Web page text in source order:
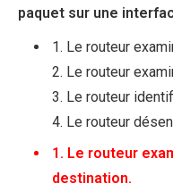
paquet sur une
1. Le routeur
2. Le routeur
3. Le routeur
4. Le routeur
1. Le routeur
destination.